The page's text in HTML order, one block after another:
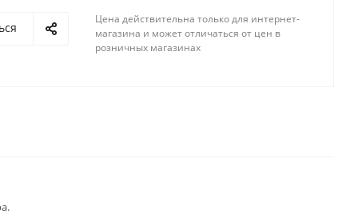
Цена действительна только для интернет-
магазина и может отличаться от цен в
розничных магазинах